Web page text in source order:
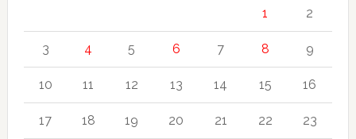
1 2
3 4 5 6 7 8 9
10 11 12 13 14 15 16
17 18 19 20 21 22 23